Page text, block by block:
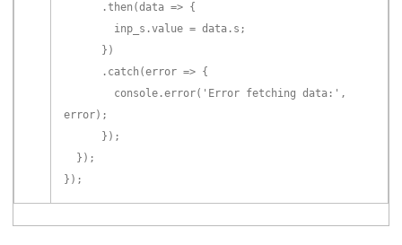
.then(data => {
inp_s.value = data.s;
})
. catch (error => {
console.error( 'Error fetching data:' ,
error);
});
});
});